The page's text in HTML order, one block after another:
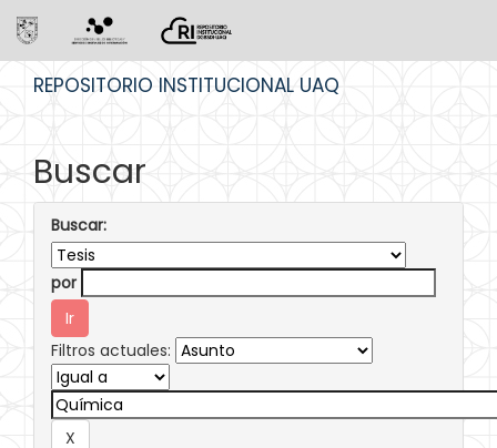
REPOSITORIO INSTITUCIONAL UAQ
Buscar
Buscar:
por
Filtros actuales: